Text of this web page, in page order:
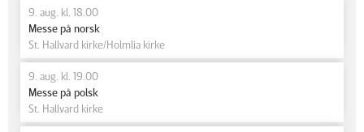
9. aug. kl. 18.00
Messe på norsk
St. Hallvard kirke/Holmlia kirke
9. aug. kl. 19.00
Messe på polsk
St. Hallvard kirke